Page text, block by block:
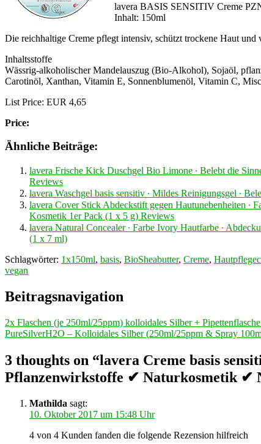
lavera BASIS SENSITIV Creme
Inhalt: 150ml
Die reichhaltige Creme pflegt intensiv, schützt trockene Haut und
Inhaltsstoffe
Wässrig-alkoholischer Mandelauszug (Bio-Alkohol), Sojaöl,
Carotinöl, Xanthan, Vitamin E, Sonnenblumenöl, Vitamin C,
List Price: EUR 4,65
Price:
Ähnliche Beiträge:
lavera Frische Kick Duschgel Bio Limone ∙ Belebt die
Reviews
lavera Waschgel basis sensitiv ∙ Mildes Reinigungsgel ∙
lavera Cover Stick Abdeckstift gegen Hautunebenheiten
Kosmetik 1er Pack (1 x 5 g) Reviews
lavera Natural Concealer ∙ Farbe Ivory Hautfarbe ∙
(1 x 7 ml)
Schlagwörter: 1x150ml, basis, BioSheabutter, Creme,
vegan
Beitragsnavigation
2x Flaschen (je 250ml/25ppm) kolloidales Silber +
PureSilverH2O – Kolloidales Silber (250ml/25ppm & Spray
3 thoughts on “lavera Creme basis
Pflanzenwirkstoffe ✔ Naturkosmetik ✔
Mathilda sagt:
10. Oktober 2017 um 15:48 Uhr
4 von 4 Kunden fanden die folgende Rezension hilfreich